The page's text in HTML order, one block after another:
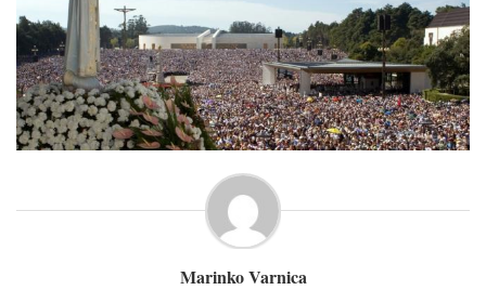
Marinko Varnica